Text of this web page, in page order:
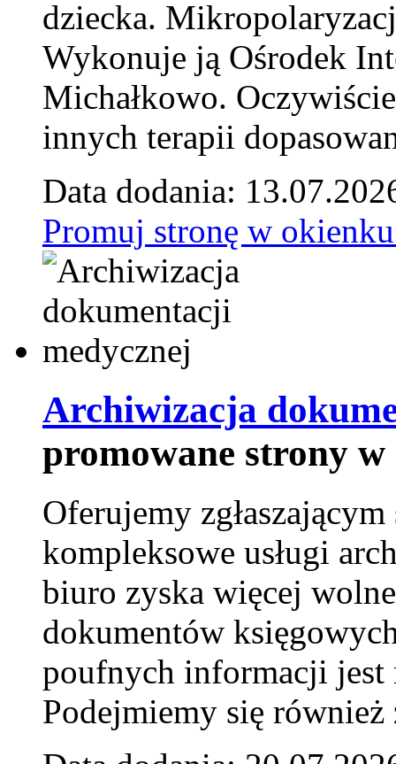
dziecka.
Wykonuje ją Ośrodek
Michałkowo.
innych terapii
Data dodania:
Promuj stronę w
Archiwizacja
promowane strony
Oferujemy
kompleksowe usługi
biuro zyska więcej
dokumentów
poufnych informacji jest
Podejmiemy się